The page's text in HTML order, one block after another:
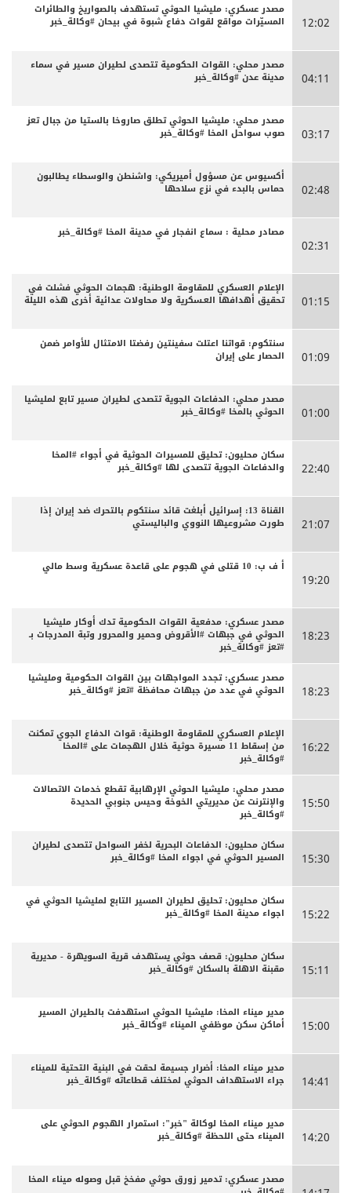
12:02
مصدر عسكري: مليشيا الحوثي تستهدف بالصواريخ والطائرات
المسيّرات مواقع لقوات دفاع شبوة في بيحان #وكالة_خبر
04:11
مصدر محلي: القوات الحكومية تتصدى لطيران مسير في سماء
مدينة عدن #وكالة_خبر
03:17
مصدر محلي: مليشيا الحوثي تطلق صاروخا بالستيا من جبال تعز
صوب سواحل المخا #وكالة_خبر
02:48
أكسيوس عن مسؤول أميريكي: واشنطن والوسطاء يطالبون
حماس بالبدء في نزع سلاحها
02:31
مصادر محلية : سماع انفجار في مدينة المخا #وكالة_خبر
01:15
الإعلام العسكري للمقاومة الوطنية: هجمات الحوثي فشلت في
تحقيق أهدافها العـسكرية ولا محاولات عدائية أخرى هذه الليلة
01:09
سنتكوم: قواتنا اعتلت سفينتين رفضتا الامتثال للأوامر ضمن
الحصار على إيران
01:00
مصدر محلي: الدفاعات الجوية تتصدى لطيران مسير تابع لمليشيا
الحوثي بالمخا #وكالة_خبر
22:40
سكان محليون: تحليق للمسيرات الحوثية في أجواء #المخا
والدفاعات الجوية تتصدى لها #وكالة_خبر
21:07
القناة 13: إسرائيل أبلغت قائد سنتكوم بالتحرك ضد إيران إذا
طورت مشروعيها النووي والباليستي
19:20
أ ف ب: 10 قتلى في هجوم على قاعدة عسكرية وسط مالي
18:23
مصدر عسكري: مدفعية القوات الحكومية تدك أوكار مليشيا
الحوثي في جبهات #الأقروض وحمير والمحرور وتبة المدرجات بـ
#تعز #وكالة_خبر
18:23
مصدر عسكري: تجدد المواجهات بين القوات الحكومية ومليشيا
الحوثي في عدد من جبهات محافظة #تعز #وكالة_خبر
16:22
الإعلام العسكري للمقاومة الوطنية: قوات الدفاع الجوي تمكنت
من إسقاط 11 مسيرة حوثية خلال الهجمات على #المخا
#وكالة_خبر
15:50
مصدر محلي: مليشيا الحوثي الإرهابية تقطع خدمات الاتصالات
والإنترنت عن مديريتي الخوخة وحيس جنوبي الحديدة
#وكالة_خبر
15:30
سكان محليون: الدفاعات البحرية لخفر السواحل تتصدى لطيران
المسير الحوثي في اجواء المخا #وكالة_خبر
15:22
سكان محليون: تحليق لطيران المسير التابع لمليشيا الحوثي في
اجواء مدينة المخا #وكالة_خبر
15:11
سكان محليون: قصف حوثي يستهدف قرية السويهرة - مديرية
مقبنة الاهلة بالسكان #وكالة_خبر
15:00
مدير ميناء المخا: مليشيا الحوثي استهدفت بالطيران المسير
أماكن سكن موظفي الميناء #وكالة_خبر
14:41
مدير ميناء المخا: أضرار جسيمة لحقت في البنية التحتية للميناء
جراء الاستهداف الحوثي لمختلف قطاعاته #وكالة_خبر
14:20
مدير ميناء المخا لوكالة "خبر": استمرار الهجوم الحوثي على
الميناء حتى اللحظة #وكالة_خبر
مصدر عسكري: تدمير زورق حوثي مفخخ قبل وصوله ميناء المخا